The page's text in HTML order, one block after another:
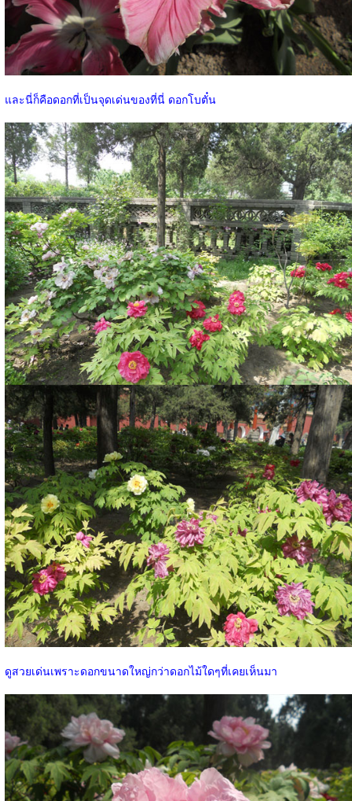
และนี่ก็คือดอกที่เป็นจุดเด่นของที่นี่ ดอกโบตั๋น
ดูสวยเด่นเพราะดอกขนาดใหญ่กว่าดอกไม้ใดๆที่เคยเห็นมา